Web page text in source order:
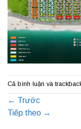
Cả bình luận và
← Trước
Tiếp theo →